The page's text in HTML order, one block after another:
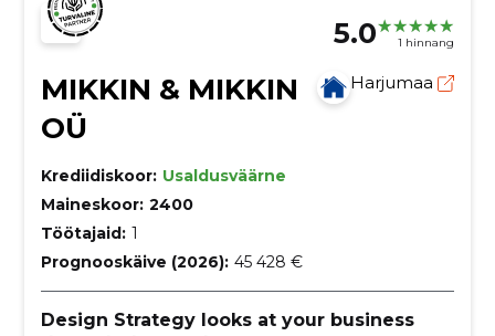
5.0 1 hinnang
MIKKIN & MIKKIN
OÜ
Harjumaa
Krediidiskoor: Usaldusväärne
Maineskoor: 2400
Töötajaid: 1
Prognooskäive (2026): 45 428 €
Design Strategy looks at your business